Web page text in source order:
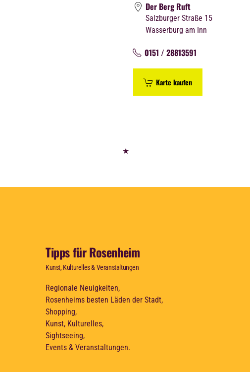
Der Berg Ruft
Salzburger Straße 15
Wasserburg am Inn
0151 / 28813591
Karte kaufen
★
Tipps für Rosenheim
Kunst, Kulturelles & Veranstaltungen
Regionale Neuigkeiten,
Rosenheims besten Läden der Stadt,
Shopping,
Kunst, Kulturelles,
Sightseeing,
Events & Veranstaltungen.